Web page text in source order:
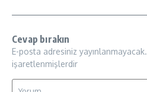
Cevap bırakın
E-posta adresiniz yayınlanmayacak.
işaretlenmişlerdir